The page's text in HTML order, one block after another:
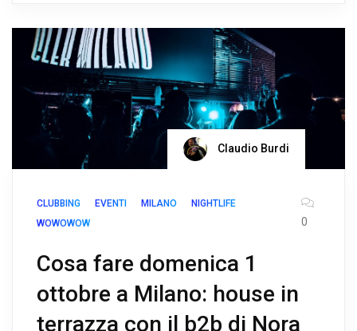
Claudio Burdi
CLUBBING EVENTI MILANO
NIGHTLIFE
WOWOWOW
0
Cosa fare domenica 1
ottobre a Milano: house in
terrazza con il b2b di Nora